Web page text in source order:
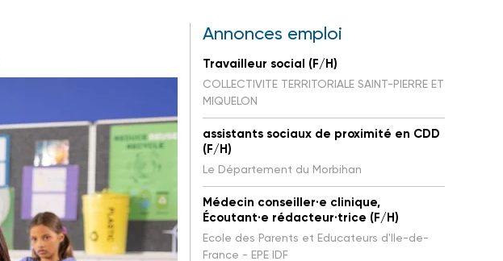
Annonces emploi
Travailleur social (F/H)
COLLECTIVITE TERRITORIALE SAINT-PIERRE ET
MIQUELON
assistants sociaux de proximité en CDD
(F/H)
Le Département du Morbihan
Médecin conseiller·e clinique,
Écoutant·e rédacteur·trice (F/H)
Ecole des Parents et Educateurs d'Ile-de-
France - EPE IDF